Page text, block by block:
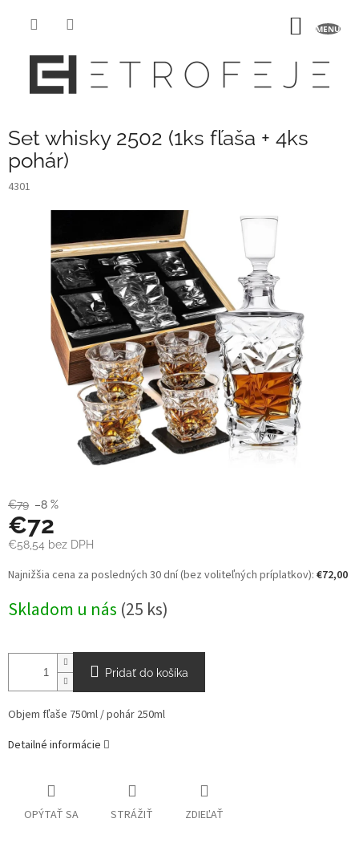
Set whisky 2502 (1ks fľaša + 4ks
pohár)
4301
€79 –8 %
€72
€58,54 bez DPH
Jednotková
cena:
Najnižšia cena za posledných 30 dní (bez voliteľných príplatkov): €72,00
Skladom u nás (25 ks)
Pridať do košíka
Objem fľaše 750ml / pohár 250ml
Detailné informácie
OPÝTAŤ SA STRÁŽIŤ ZDIEĽAŤ